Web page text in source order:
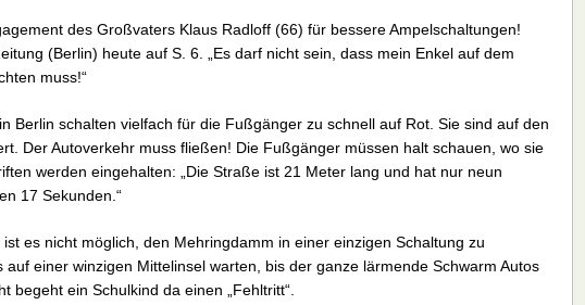
des Großvaters Klaus Radloff (66) für bessere Ampelschaltungen!
(Berlin) heute auf S. 6. „Es darf nicht sein, dass mein Enkel auf dem
muss!“
Berlin schalten vielfach für die Fußgänger zu schnell auf Rot. Sie sind auf den
Der Autoverkehr muss fließen! Die Fußgänger müssen halt schauen, wo sie
werden eingehalten: „Die Straße ist 21 Meter lang und hat nur neun
17 Sekunden.“
es nicht möglich, den Mehringdamm in einer einzigen Schaltung zu
einer winzigen Mittelinsel warten, bis der ganze lärmende Schwarm Autos
begeht ein Schulkind da einen „Fehltritt“.